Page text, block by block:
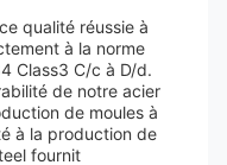
qualité réussie à
à la norme
Class3 C/c à D/d.
de notre acier
de moules à
à la production de
fournit